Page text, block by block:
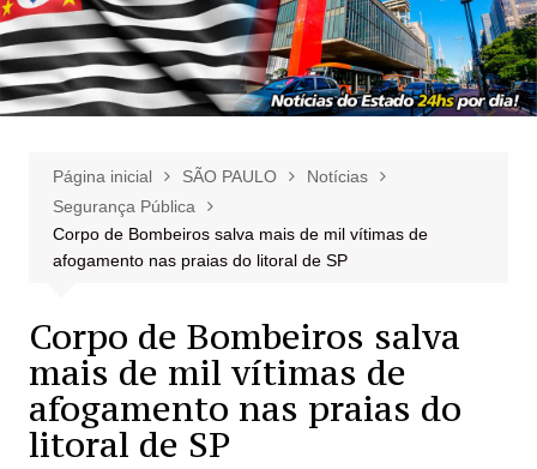
Página inicial SÃO PAULO
Notícias
Segurança Pública
Corpo de Bombeiros salva mais de mil vítimas de
afogamento nas praias do litoral de SP
Corpo de Bombeiros salva
mais de mil vítimas de
afogamento nas praias do
litoral de SP